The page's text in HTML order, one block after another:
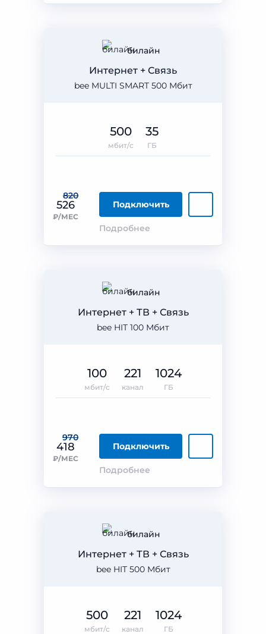
билайн
bee MULTI SMART 500 Мбит
Интернет + Связь
820
526
₽/МЕС
Подключить
Подробнее
500
мбит/с
35
ГБ
билайн
bee HIT 100 Мбит
Интернет + ТВ + Связь
970
418
₽/МЕС
Подключить
Подробнее
100
мбит/с
221
канал
1024
ГБ
билайн
bee HIT 500 Мбит
Интернет + ТВ + Связь
500
мбит/с
221
канал
1024
ГБ